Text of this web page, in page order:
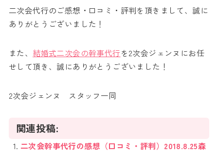
二次会代行のご感想・口コミ・評判を頂きまして、誠に
ありがとうございました！
また、 結婚式二次会の幹事代行を2次会ジェンヌにお任
せして頂き、誠にありがとうございました！
2次会ジェンヌ スタッフ一同
関連投稿:
二次会幹事代行の感想（口コミ・評判）2018.8.25森